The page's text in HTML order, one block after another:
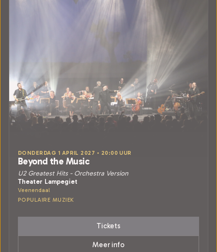
DONDERDAG 1 APRIL 2027 • 20:00 UUR
Beyond the Music
U2 Greatest Hits - Orchestra Version
Theater Lampegiet
Veenendaal
POPULAIRE MUZIEK
Tickets
Meer info